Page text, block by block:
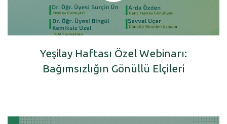
Yeşilay Haftası Özel Webinarı:
Bağımsızlığın Gönüllü Elçileri